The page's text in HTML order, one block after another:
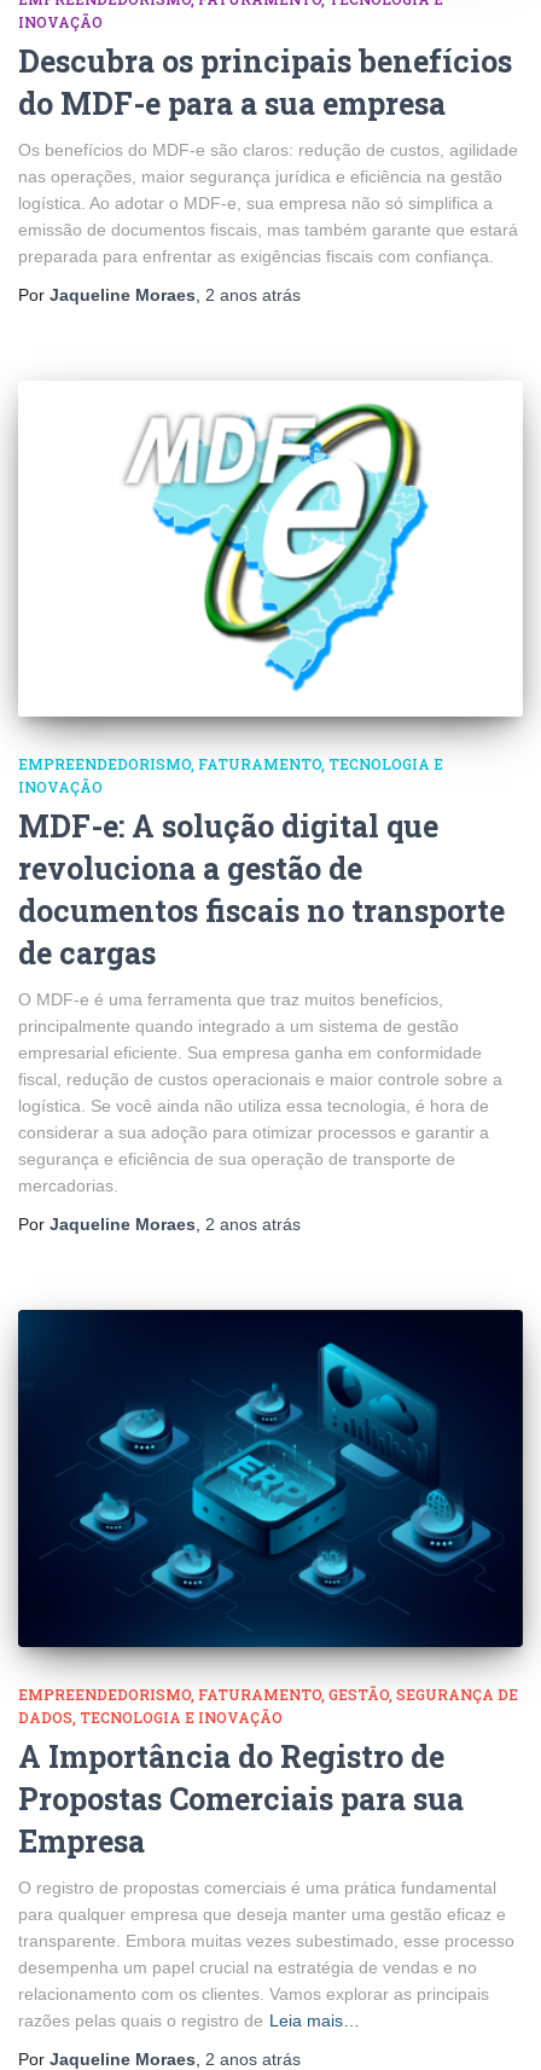
INOVAÇÃO
Descubra os principais benefícios
do MDF-e para a sua empresa
Os benefícios do MDF-e são claros: redução de custos, agilidade
nas operações, maior segurança jurídica e eficiência na gestão
logística. Ao adotar o MDF-e, sua empresa não só simplifica a
emissão de documentos fiscais, mas também garante que estará
preparada para enfrentar as exigências fiscais com confiança.
Por Jaqueline Moraes 2 anos atrás
EMPREENDEDORISMO FATURAMENTO TECNOLOGIA E
INOVAÇÃO
MDF-e: A solução digital que
revoluciona a gestão de
documentos fiscais no transporte
de cargas
O MDF-e é uma ferramenta que traz muitos benefícios,
principalmente quando integrado a um sistema de gestão
empresarial eficiente. Sua empresa ganha em conformidade
fiscal, redução de custos operacionais e maior controle sobre a
logística. Se você ainda não utiliza essa tecnologia, é hora de
considerar a sua adoção para otimizar processos e garantir a
segurança e eficiência de sua operação de transporte de
mercadorias.
Por Jaqueline Moraes, 2 anos atrás
EMPREENDEDORISMO FATURAMENTO GESTÃO SEGURANÇA DE
DADOS TECNOLOGIA E INOVAÇÃO
A Importância do Registro de
Propostas Comerciais para sua
Empresa
O registro de propostas comerciais é uma prática fundamental
para qualquer empresa que deseja manter uma gestão eficaz e
transparente. Embora muitas vezes subestimado, esse processo
desempenha um papel crucial na estratégia de vendas e no
relacionamento com os clientes. Vamos explorar as principais
razões pelas quais o registro de Leia mais…
Por Jaqueline Moraes 2 anos atrás